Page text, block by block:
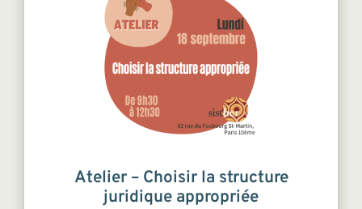
Atelier – Choisir la structure
juridique appropriée